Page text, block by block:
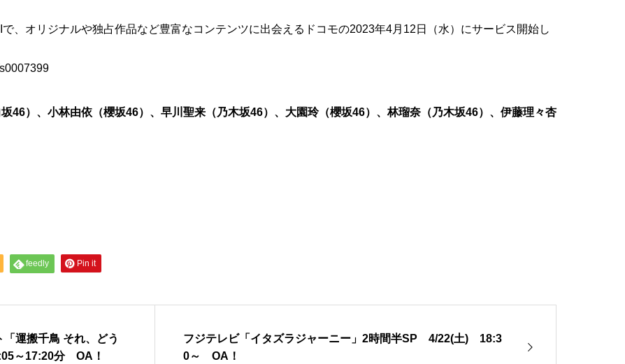
、オリジナルや独占作品など豊富なコンテンツに出会えるドコモの2023年4月12日（水）にサービス開始し
46）、小林由依（櫻坂46）、早川聖来（乃木坂46）、大園玲（櫻坂46）、林瑠奈（乃木坂46）、伊藤理々杏
feedly Pin it
運搬千鳥 それ、どう
～17:20分 OA！
フジテレビ「イタズラジャーニー」2時間半SP 4/22(土) 18:3
0～ OA！